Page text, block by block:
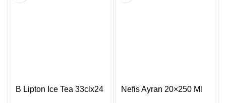
B Lipton Ice Tea 33clx24 Nefis Ayran 20×250 Ml